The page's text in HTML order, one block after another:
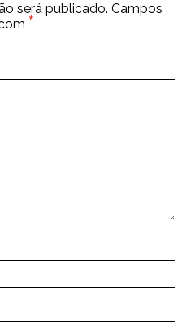
será publicado. Campos
*